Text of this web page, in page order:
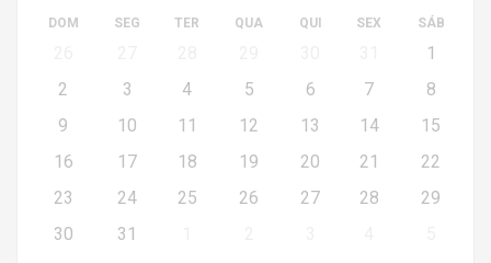
DOM SEG TER QUA QUI SEX SÁB
1
2
3 4 5 6 7
8
9
10 11 12 13 14
15
16
17 18 19 20 21
22
23
24 25 26 27 28
29
30
31